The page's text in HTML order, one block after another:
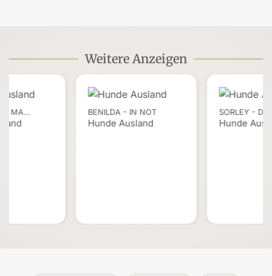
Weitere Anzeigen
BENILDA - IN NOT
Hunde Ausland
SORLEY -
Hunde
MA…